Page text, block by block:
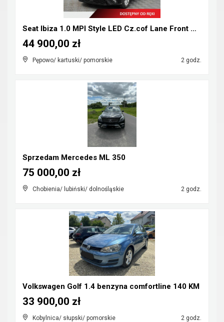
Seat Ibiza 1.0 MPI Style LED Cz.cof Lane Front Ass...
Pępowo/ kartuski/ pomorskie 2 godz.
44 900,00 zł
Sprzedam Mercedes ML 350
Chobienia/ lubiński/ dolnośląskie 2 godz.
75 000,00 zł
Volkswagen Golf 1.4 benzyna comfortline 140 KM
Kobylnica/ słupski/ pomorskie 2 godz.
33 900,00 zł